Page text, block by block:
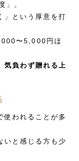
」。
」という厚意を打
〜5,000円ほ
気負わず贈れる上
使われることが多
いと感じる方も少